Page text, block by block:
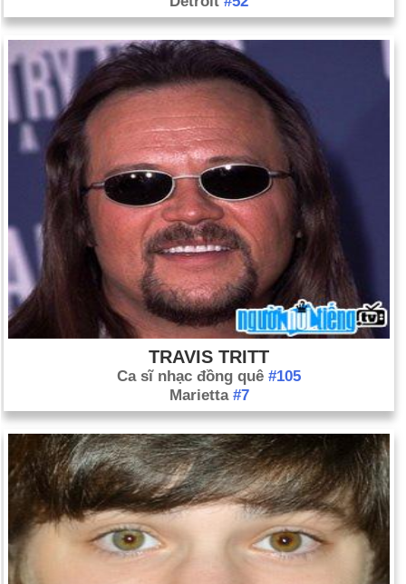
TRAVIS TRITT
Ca sĩ nhạc đồng quê #105
Marietta #7